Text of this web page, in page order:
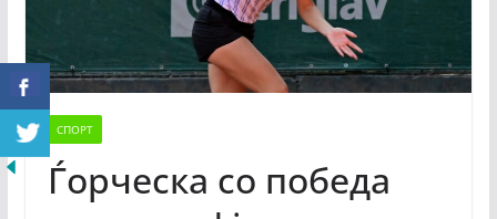
СПОРТ
Ѓорческа со победа